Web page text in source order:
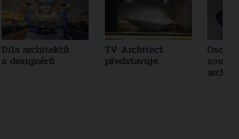
Díla architektů
a designérů
TV Architect
představuje...